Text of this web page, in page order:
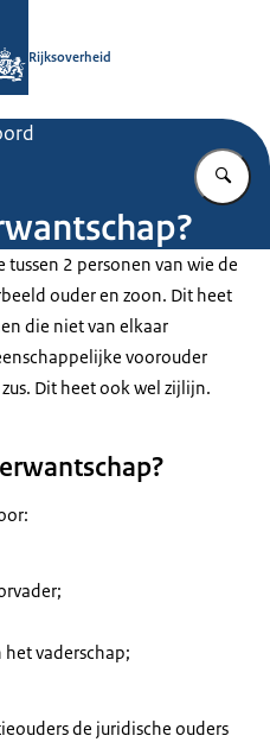
Rijksoverheid
2 personen van wie de
ouder en zoon. Dit heet
die niet van elkaar
voorouder
Dit heet ook wel zijlijn.
vaderschap;
de juridische ouders